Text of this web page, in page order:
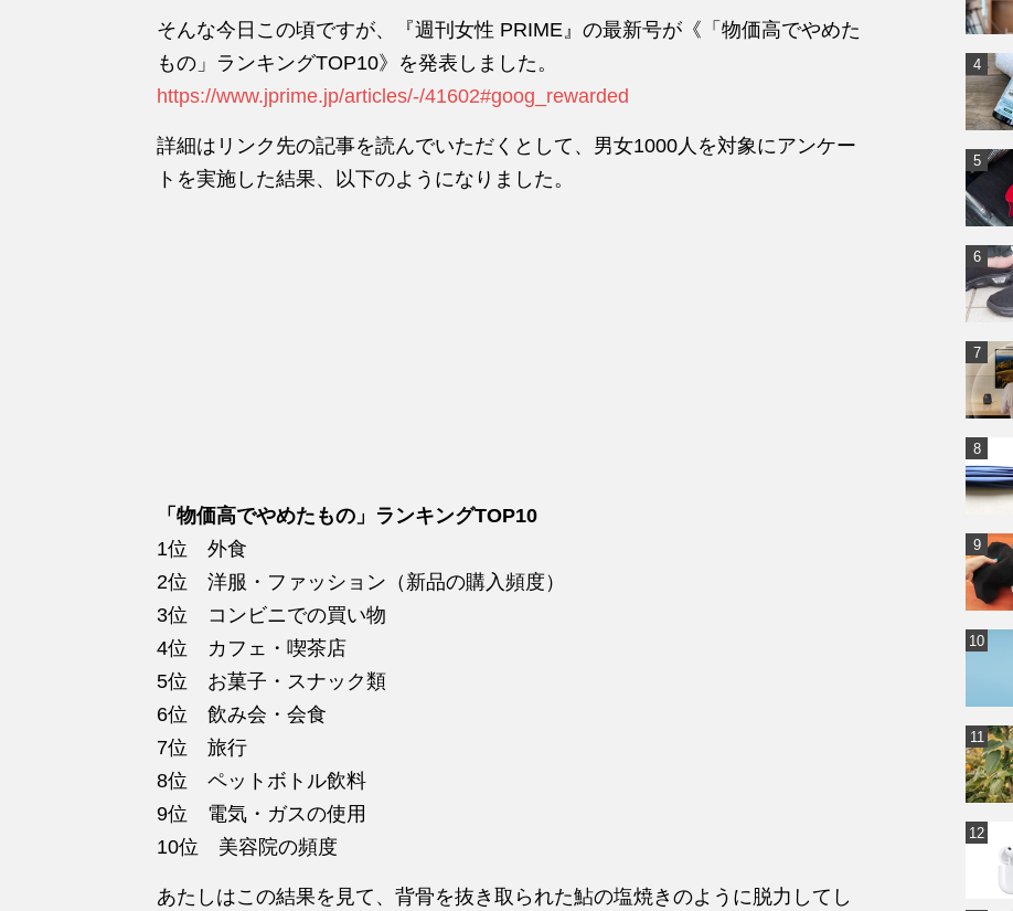
そんな今日この頃ですが、『週刊女性 PRIME』の最新号が《「物価高でやめた
もの」ランキングTOP10》を発表しました。
https://www.jprime.jp/articles/-/41602#goog_rewarded
詳細はリンク先の記事を読んでいただくとして、男女1000人を対象にアンケー
トを実施した結果、以下のようになりました。
「物価高でやめたもの」ランキングTOP10
1位 外食
2位 洋服・ファッション（新品の購入頻度）
3位 コンビニでの買い物
4位 カフェ・喫茶店
5位 お菓子・スナック類
6位 飲み会・会食
7位 旅行
8位 ペットボトル飲料
9位 電気・ガスの使用
10位 美容院の頻度
あたしはこの結果を見て、背骨を抜き取られた鮎の塩焼きのように脱力してし